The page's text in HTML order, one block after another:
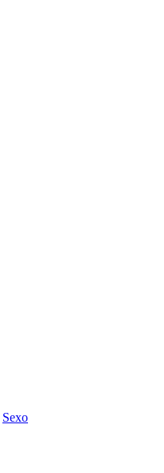
Sexo